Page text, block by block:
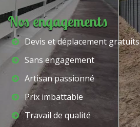
Nos engagements
Devis et déplacement gratuits
Sans engagement
Artisan passionné
Prix imbattable
Travail de qualité